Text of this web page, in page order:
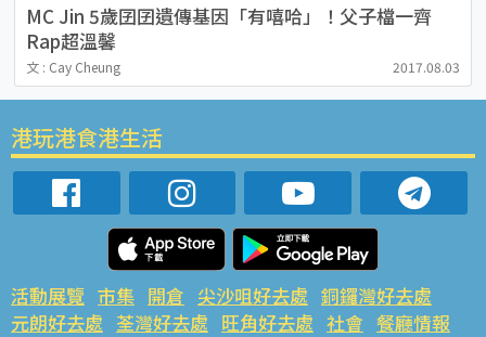
MC Jin 5歲囝囝遺傳基因「有嘻哈」！父子檔一齊
Rap超溫馨
文 : Cay Cheung 2017.08.03
港玩港食港生活
活動展覽 市集 開倉 尖沙咀好去處 銅鑼灣好去處
元朗好去處 荃灣好去處 旺角好去處 社會 餐廳情報